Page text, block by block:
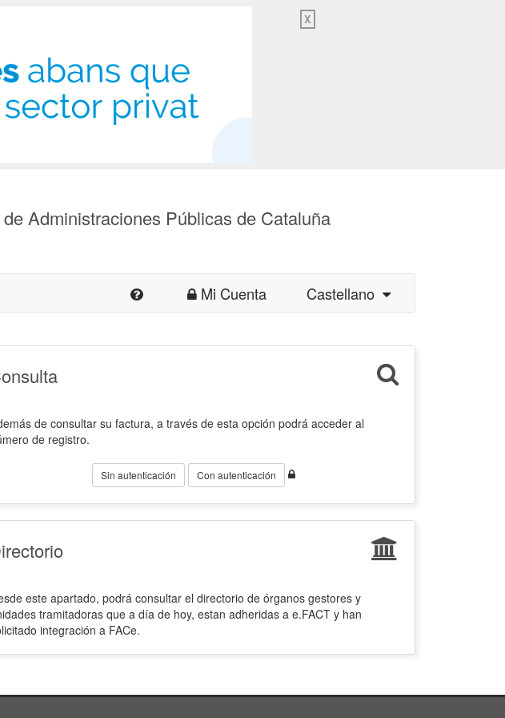
X
Administraciones Públicas de Cataluña
Mi Cuenta Castellano
de consultar su factura, a través de esta opción podrá acceder al
de registro.
Sin autenticación Con autenticación
este apartado, podrá consultar el directorio de órganos gestores y
tramitadoras que a día de hoy, estan adheridas a e.FACT y han
integración a FACe.